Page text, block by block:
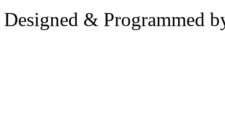
Designed & Programmed